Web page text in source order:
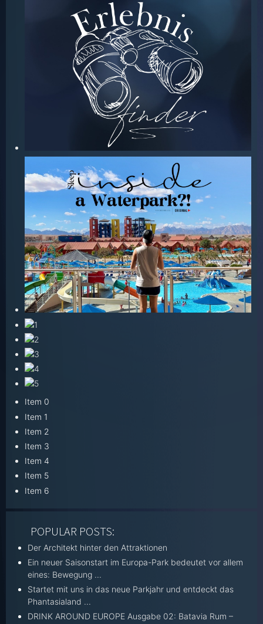
Item 0
Item 1
Item 2
Item 3
Item 4
Item 5
Item 6
POPULAR POSTS:
Der Architekt hinter den Attraktionen
Ein neuer Saisonstart im Europa-Park bedeutet vor allem
eines: Bewegung ...
Startet mit uns in das neue Parkjahr und entdeckt das
Phantasialand ...
DRINK AROUND EUROPE Ausgabe 02: Batavia Rum –